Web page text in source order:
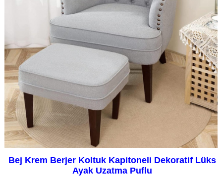
Bej Krem Berjer Koltuk Kapitoneli Dekoratif Lüks
Ayak Uzatma Puflu